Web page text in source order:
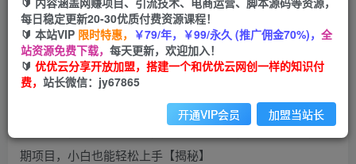
冷门赛道，纯AI搬砖玩法，单日收益800+，快速
拿结果，长期项目，小白也能轻松上手
优优云网创
2年前发布
关注 私信
779 30
冷门赛道，纯AI搬砖玩法，单日收益800+，快速拿结果，长
期项目，小白也能轻松上手【揭秘】
每日稳定更新20-30优质付费资源课程！
🔰 本站VIP 限时特惠， ￥79/年，￥99/永久 (推广佣金70%)， 全
站资源免费下载， 每天更新，欢迎加入！
🔰 优优云分享开放加盟，搭建一个和优优云网创一样的知识付
费， 站长微信：jy67865
开通VIP会员 加盟当站长